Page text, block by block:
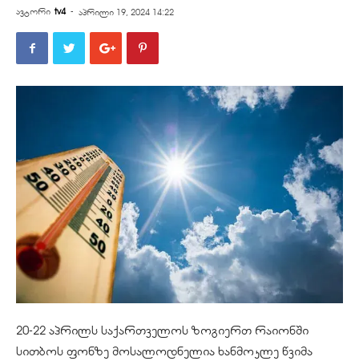
ავტორი tv4 - აპრილი 19, 2024 14:22
20-22 აპრილს საქართველოს ზოგიერთ რაიონში
სითბოს ფონზე მოსალოდნელია ხანმოკლე წვიმა